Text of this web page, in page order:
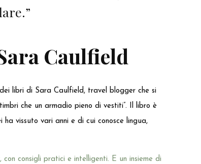
Caulfield
libri di Sara Caulfield, travel blogger che si
che un armadio pieno di vestiti”. Il libro è
vissuto vari anni e di cui conosce lingua,
con consigli pratici e intelligenti. E un insieme di